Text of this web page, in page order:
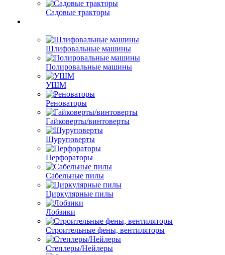
Садовые тракторы
Шлифовальные машины
Полировальные машины
УШМ
Реноваторы
Гайковерты/винтоверты
Шуруповерты
Перфораторы
Сабельные пилы
Циркулярные пилы
Лобзики
Строительные фены, вентиляторы
Степлеры/Нейлеры